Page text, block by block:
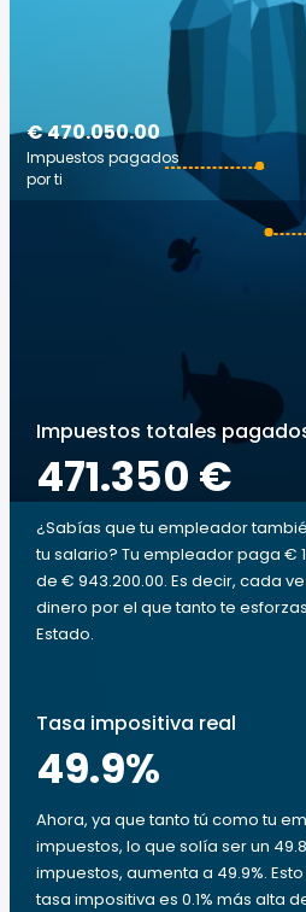
€ 470.050.00
Impuestos pagados
por ti
Impuestos totales
471.350 €
¿Sabías que tu empleador
tu salario? Tu empleador paga €
de € 943.200.00. Es decir, cada
dinero por el que tanto te
Estado.
Tasa impositiva real
49.9%
Ahora, ya que tanto tú como tu
impuestos, lo que solía ser un
impuestos, aumenta a 49.9%.
tasa impositiva es 0.1% más alta